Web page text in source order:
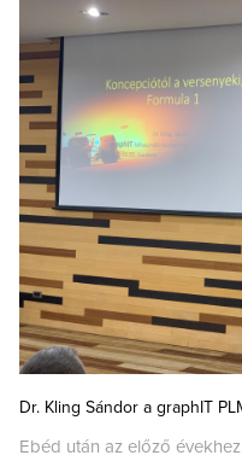
Dr. Kling Sándor a graphIT
Ebéd után az előző